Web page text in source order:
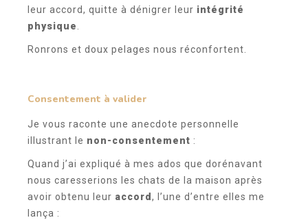
leur accord, quitte à dénigrer leur intégrité
physique.
Ronrons et doux pelages nous réconfortent.
Consentement à valider
Je vous raconte une anecdote personnelle
illustrant le non-consentement :
Quand j’ai expliqué à mes ados que dorénavant
nous caresserions les chats de la maison après
avoir obtenu leur accord , l’une d’entre elles me
lança :